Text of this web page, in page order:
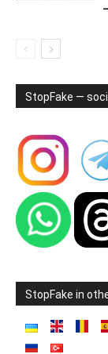
StopFake —
StopFake in